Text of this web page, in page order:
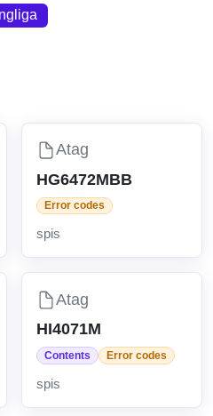
vilket säkerställer att
och detaljerad
Atag
HG6472MBB
Error codes
spis
Atag
HI4071M
Contents Error codes
spis